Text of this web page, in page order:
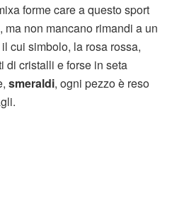
forme care a questo sport
non mancano rimandi a un
cui simbolo, la rosa rossa,
di cristalli e forse in seta
smeraldi, ogni pezzo è reso